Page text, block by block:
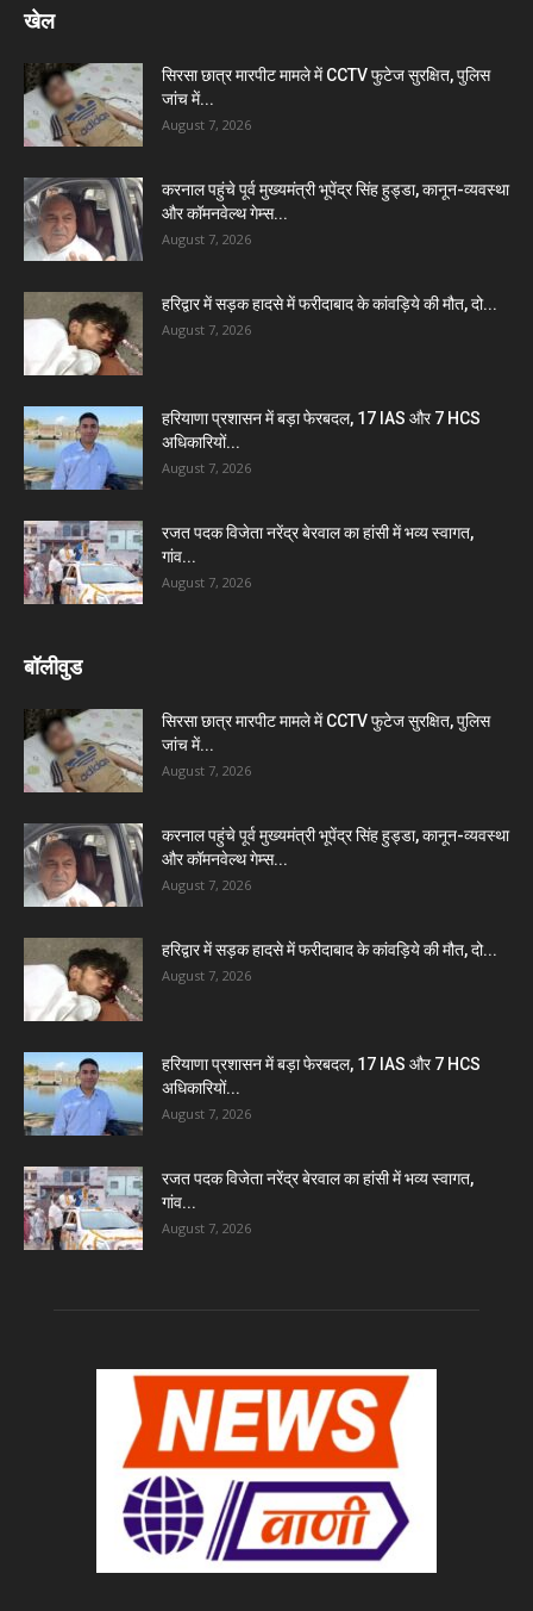
खेल
सिरसा छात्र मारपीट मामले में CCTV फुटेज सुरक्षित, पुलिस
जांच में...
August 7, 2026
करनाल पहुंचे पूर्व मुख्यमंत्री भूपेंद्र सिंह हुड्डा, कानून-व्यवस्था
और कॉमनवेल्थ गेम्स...
August 7, 2026
हरिद्वार में सड़क हादसे में फरीदाबाद के कांवड़िये की मौत, दो...
August 7, 2026
हरियाणा प्रशासन में बड़ा फेरबदल, 17 IAS और 7 HCS
अधिकारियों...
August 7, 2026
रजत पदक विजेता नरेंद्र बेरवाल का हांसी में भव्य स्वागत,
गांव...
August 7, 2026
बॉलीवुड
सिरसा छात्र मारपीट मामले में CCTV फुटेज सुरक्षित, पुलिस
जांच में...
August 7, 2026
करनाल पहुंचे पूर्व मुख्यमंत्री भूपेंद्र सिंह हुड्डा, कानून-व्यवस्था
और कॉमनवेल्थ गेम्स...
August 7, 2026
हरिद्वार में सड़क हादसे में फरीदाबाद के कांवड़िये की मौत, दो...
August 7, 2026
हरियाणा प्रशासन में बड़ा फेरबदल, 17 IAS और 7 HCS
अधिकारियों...
August 7, 2026
रजत पदक विजेता नरेंद्र बेरवाल का हांसी में भव्य स्वागत,
गांव...
August 7, 2026